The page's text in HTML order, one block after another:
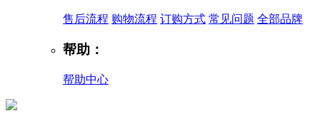
售后流程 购物流程 订购方式 常见问题 全部品牌
帮助：
帮助中心